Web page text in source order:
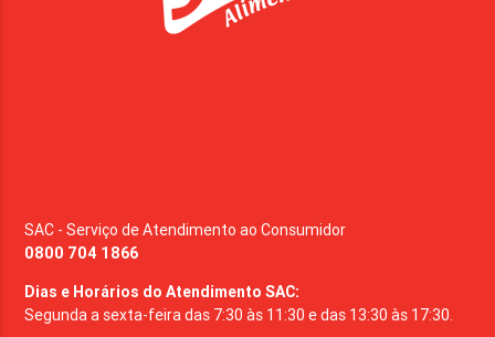
SAC - Serviço de Atendimento ao Consumidor
0800 704 1866
Dias e Horários do Atendimento SAC:
Segunda a sexta-feira das 7:30 às 11:30 e das 13:30 às 17:30.